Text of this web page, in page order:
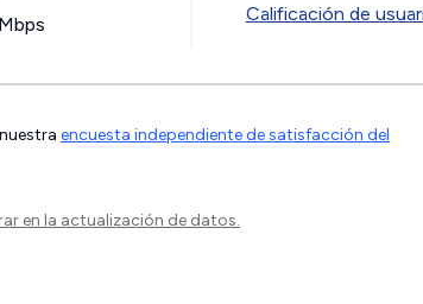
Mbps Calificación de
encuesta independiente de satisfacción del
en la actualización de datos.